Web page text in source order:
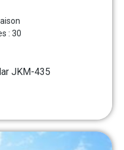
: 30
JKM-435